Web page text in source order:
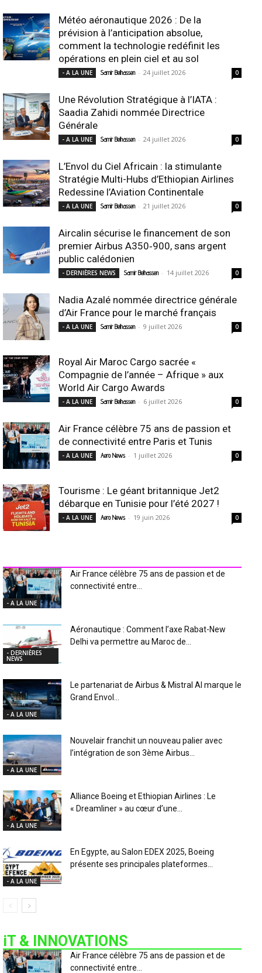
Météo aéronautique 2026 : De la
prévision à l’anticipation absolue,
comment la technologie redéfinit les
opérations en plein ciel et au sol
- A LA UNE Samir Belhassen - 24 juillet 2026 0
Une Révolution Stratégique à l’IATA :
Saadia Zahidi nommée Directrice
Générale
- A LA UNE Samir Belhassen - 24 juillet 2026 0
L’Envol du Ciel Africain : la stimulante
Stratégie Multi-Hubs d’Ethiopian Airlines
Redessine l’Aviation Continentale
- A LA UNE Samir Belhassen - 21 juillet 2026 0
Aircalin sécurise le financement de son
premier Airbus A350‑900, sans argent
public calédonien
- DERNIÈRES NEWS Samir Belhassen - 14 juillet 2026 0
Nadia Azalé nommée directrice générale
d’Air France pour le marché français
- A LA UNE Samir Belhassen - 9 juillet 2026 0
Royal Air Maroc Cargo sacrée «
Compagnie de l’année – Afrique » aux
World Air Cargo Awards
- A LA UNE Samir Belhassen - 6 juillet 2026 0
Air France célèbre 75 ans de passion et
de connectivité entre Paris et Tunis
- A LA UNE Aero News - 1 juillet 2026 0
Tourisme : Le géant britannique Jet2
débarque en Tunisie pour l’été 2027 !
- A LA UNE Aero News - 19 juin 2026 0
- A LA UNE
Air France célèbre 75 ans de passion et de
connectivité entre...
- DERNIÈRES
NEWS
Aéronautique : Comment l’axe Rabat-New
Delhi va permettre au Maroc de...
- A LA UNE
Le partenariat de Airbus & Mistral AI marque le
Grand Envol...
- A LA UNE
Nouvelair franchit un nouveau palier avec
l’intégration de son 3ème Airbus...
- A LA UNE
Alliance Boeing et Ethiopian Airlines : Le
« Dreamliner » au cœur d’une...
- A LA UNE
En Egypte, au Salon EDEX 2025, Boeing
présente ses principales plateformes...
iT & INNOVATIONS
Air France célèbre 75 ans de passion et de
connectivité entre...